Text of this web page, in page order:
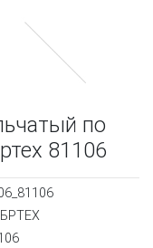
по
81106